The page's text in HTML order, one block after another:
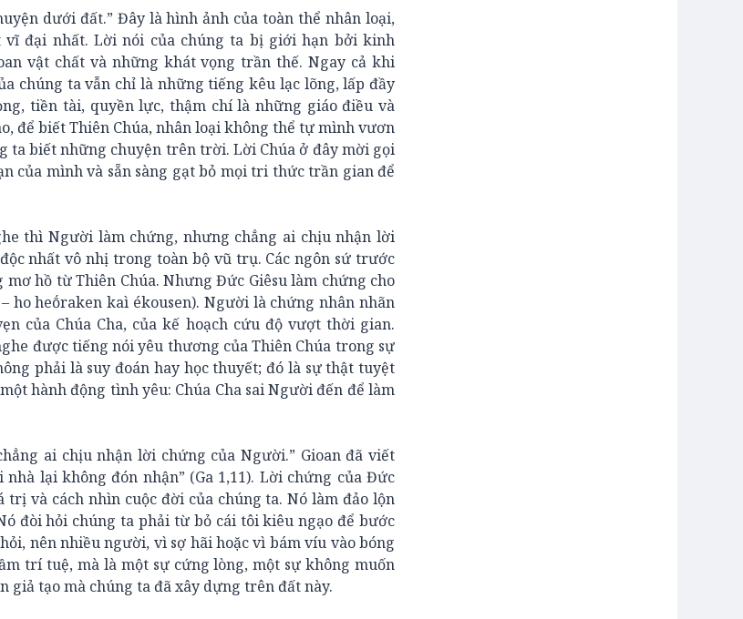
dưới đất.” Đây là hình ảnh của toàn thể nhân loại,
đại nhất. Lời nói của chúng ta bị giới hạn bởi kinh
vật chất và những khát vọng trần thế. Ngay cả khi
chúng ta vẫn chỉ là những tiếng kêu lạc lõng, lấp đầy
tiền tài, quyền lực, thậm chí là những giáo điều và
để biết Thiên Chúa, nhân loại không thể tự mình vươn
ta biết những chuyện trên trời. Lời Chúa ở đây mời gọi
của mình và sẵn sàng gạt bỏ mọi tri thức trần gian để
thì Người làm chứng, nhưng chẳng ai chịu nhận lời
nhất vô nhị trong toàn bộ vũ trụ. Các ngôn sứ trước
hồ từ Thiên Chúa. Nhưng Đức Giêsu làm chứng cho
ho heṓraken kaì ékousen). Người là chứng nhân nhãn
của Chúa Cha, của kế hoạch cứu độ vượt thời gian.
được tiếng nói yêu thương của Thiên Chúa trong sự
phải là suy đoán hay học thuyết; đó là sự thật tuyệt
hành động tình yêu: Chúa Cha sai Người đến để làm
ai chịu nhận lời chứng của Người.” Gioan đã viết
lại không đón nhận” (Ga 1,11). Lời chứng của Đức
và cách nhìn cuộc đời của chúng ta. Nó làm đảo lộn
đòi hỏi chúng ta phải từ bỏ cái tôi kiêu ngạo để bước
nên nhiều người, vì sợ hãi hoặc vì bám víu vào bóng
trí tuệ, mà là một sự cứng lòng, một sự không muốn
giả tạo mà chúng ta đã xây dựng trên đất này.